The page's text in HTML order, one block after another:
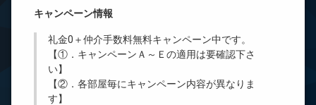
キャンペーン情報
礼金0 ＋仲介手数料無料キャンペーン中です。
【①．キャンペーンＡ～Ｅの適用は要確認下さ
い】
【②．各部屋毎にキャンペーン内容が異なりま
す】